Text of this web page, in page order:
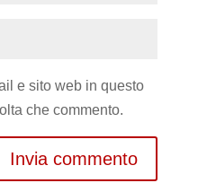
e sito web in questo
che commento.